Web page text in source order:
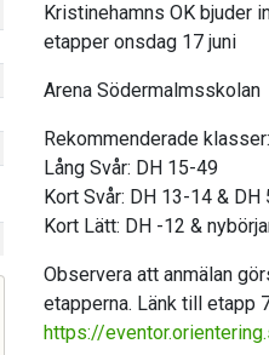
Kristinehamns OK bjuder
etapper onsdag 17 juni
Arena Södermalmsskolan
Rekommenderade klasser:
Lång Svår: DH 15-49
Kort Svår: DH 13-14 & DH
Kort Lätt: DH -12 &
Observera att anmälan
etapperna. Länk till etapp
https://